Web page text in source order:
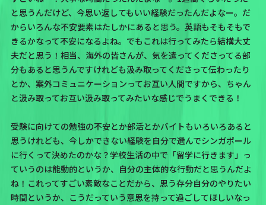
と思うんだけど、今思い返してもいい経験だったんだよなー。だ
からいろんな不安要素はたしかにあると思う。英語もそもそもで
きるかなって不安になるよね。でもこれは行ってみたら結構大丈
夫だと思う！相当、海外の皆さんが、気を遣ってくださってる部
分もあると思うんですけれども汲み取ってくださって伝わったり
とか、案外コミュニケーションってお互い人間ですから、ちゃん
と汲み取ってお互い汲み取ってみたいな感じでうまくできる！
受験に向けての勉強の不安とか部活とかバイトもいろいろあると
思うけれども、今しかできない経験を自分で選んでシンガポール
に行くって決めたのかな？学校生活の中で「留学に行きます」っ
ていうのは能動的というか、自分の主体的な行動だと思うんだよ
ね！これってすごい素敵なことだから、思う存分自分のやりたい
時間というか、こうだっていう意思を持って過ごしてほしいなっ